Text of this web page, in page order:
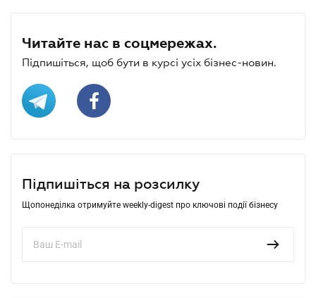
Читайте нас в соцмережах.
Підпишіться, щоб бути в курсі усіх бізнес-новин.
Підпишіться на розсилку
Щопонеділка отримуйте weekly-digest про ключові події бізнесу